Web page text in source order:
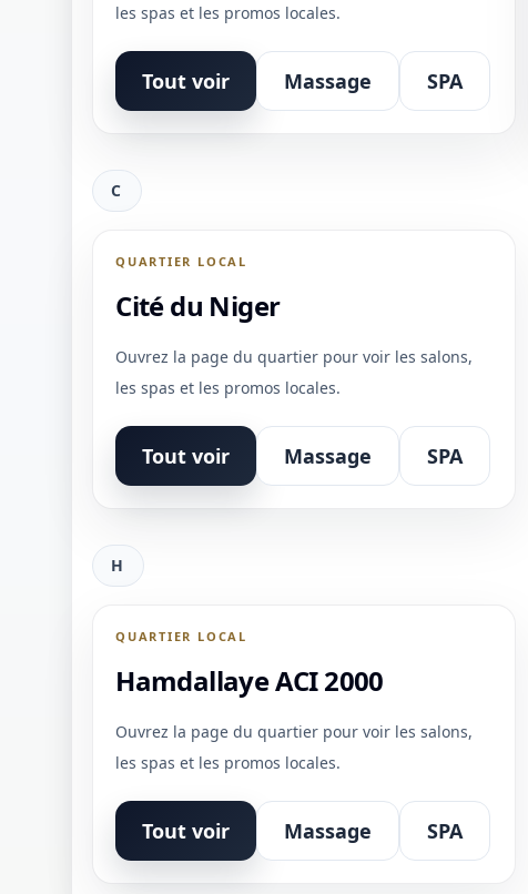
les spas et les promos locales.
Tout voir Massage SPA
C
QUARTIER LOCAL
Cité du Niger
Ouvrez la page du quartier pour voir les salons,
les spas et les promos locales.
Tout voir Massage SPA
H
QUARTIER LOCAL
Hamdallaye ACI 2000
Ouvrez la page du quartier pour voir les salons,
les spas et les promos locales.
Tout voir Massage SPA